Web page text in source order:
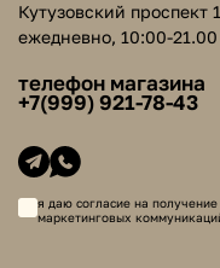
Кутузовский проспект
ежедневно, 10:00-21.00
телефон магазина
+7(999) 921-78-43
я даю согласие на получение
маркетинговых